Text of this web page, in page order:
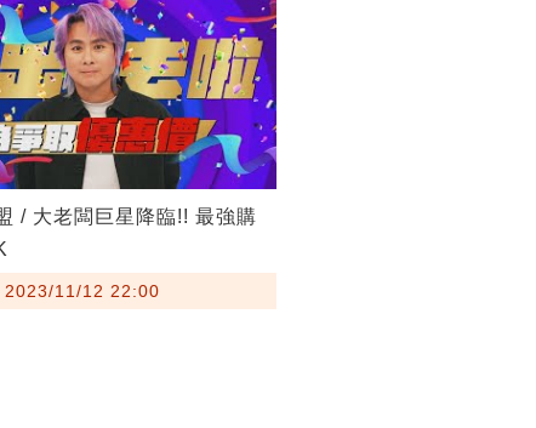
/ 大老闆巨星降臨!! 最強購
2023/11/12 22:00